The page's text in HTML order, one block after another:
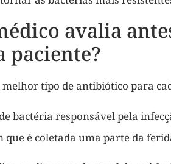
avalia
paciente?
melhor tipo de antibiótico para
bactéria responsável pela
que é coletada uma parte da